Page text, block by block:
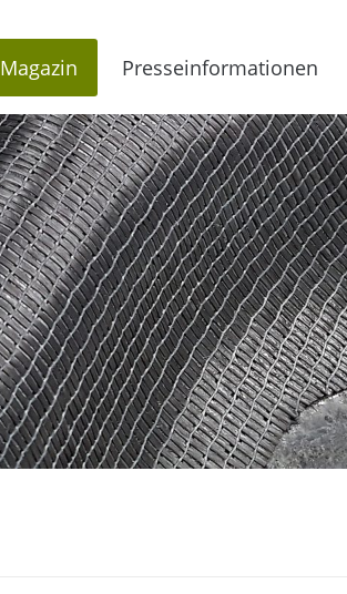
Magazin Presseinformationen